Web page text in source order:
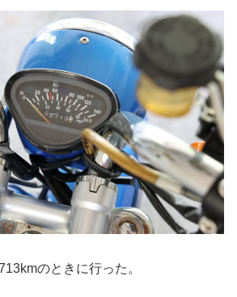
のときに行った。